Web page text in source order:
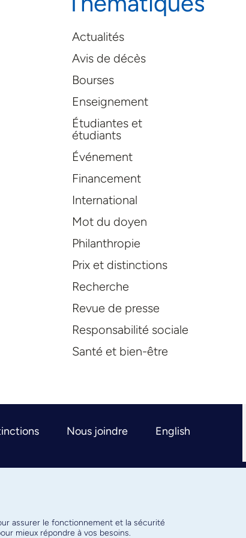
Actualités
Avis de décès
Bourses
Enseignement
Étudiantes et
étudiants
Événement
Financement
International
Mot du doyen
Philanthropie
Prix et distinctions
Recherche
Revue de presse
Responsabilité sociale
Santé et bien-être
Nous joindre English
assurer le fonctionnement et la sécurité
mieux répondre à vos besoins.